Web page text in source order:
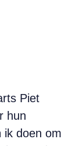
Piet
hun
ik doen om